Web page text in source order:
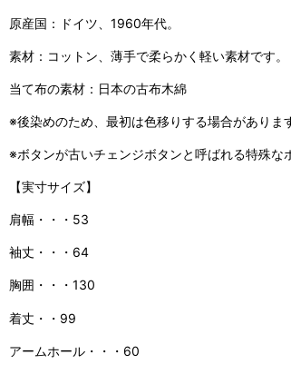
原産国：ドイツ、1960年代。
素材：コットン、薄手で柔らかく軽い素材です。
当て布の素材：日本の古布木綿
※後染めのため、最初は色移りする場合がありま
※ボタンが古いチェンジボタンと呼ばれる特殊な
【実寸サイズ】
肩幅・・・53
袖丈・・・64
胸囲・・・130
着丈・・99
アームホール・・・60